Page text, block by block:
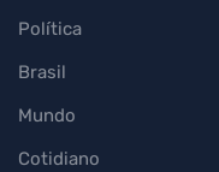
Política
Brasil
Mundo
Cotidiano